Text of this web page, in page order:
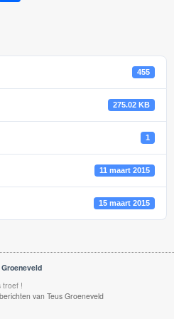
n
455
275.02 KB
1
11 maart 2015
15 maart 2015
troef !
van Teus Groeneveld